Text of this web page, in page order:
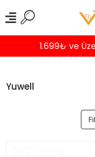
1.699₺ ve
Yuwell